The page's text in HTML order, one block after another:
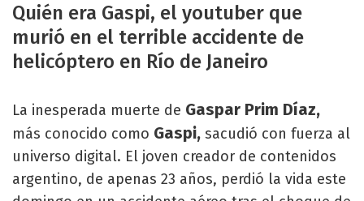
Quién era Gaspi, el youtuber que
murió en el terrible accidente de
helicóptero en Río de Janeiro
La inesperada muerte de Gaspar Prim Díaz,
más conocido como Gaspi, sacudió con fuerza al
universo digital. El joven creador de contenidos
argentino, de apenas 23 años, perdió la vida este